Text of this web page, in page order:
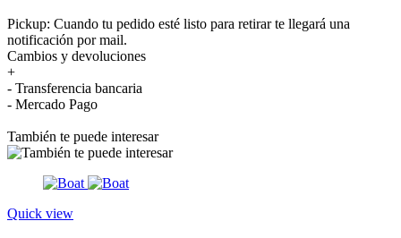
Pickup: Cuando tu pedido esté listo para retirar te llegará una
notificación por mail.
Cambios y devoluciones
+
- Transferencia bancaria
- Mercado Pago
También te puede interesar
Quick view